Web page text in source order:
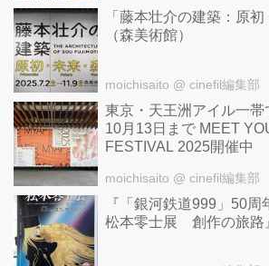
「藤本壮介の建築：原初
（森美術館）
moichisaito @ cinefil編集部
東京・天王洲アイル一帯
10月13日まで MEET
FESTIVAL 2025開催中
moichisaito @ cinefil編集部
『「銀河鉄道999」50
松本零士展 創作の旅路